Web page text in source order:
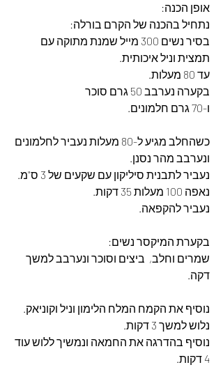
אופן הכנה:
נתחיל בהכנה של הקרם בורלה:
בסיר נשים 300 מייל שמנת מתוקה עם
תמצית וניל איכותית.
עד 80 מעלות.
בקערה נערבב 50 גרם סוכר
ו-70 גרם חלמונים.
כשהחלב מגיע ל-80 מעלות נעביר לחלמונים
ונערבב מהר נסנן.
נעביר לתבנית סיליקון עם שקעים של 3 ס"מ.
נאפה 100 מעלות 35 דקות.
נעביר להקפאה.
בקערת המיקסר נשים:
שמרים וחלב,  ביצים וסוכר ונערבב למשך
דקה.
נוסיף את הקמח המלח הלימון וניל וקוניאק.
נלוש למשך 3 דקות.
נוסיף בהדרגה את החמאה ונמשיך ללוש עוד
4 דקות.